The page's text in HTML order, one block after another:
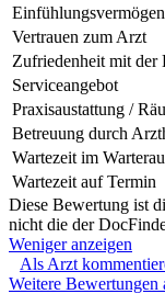
Vertrauen zum Arzt
Zufriedenheit mit der
Serviceangebot
Praxisaustattung /
Betreuung durch
Wartezeit im
Wartezeit auf Termin
Diese Bewertung ist
nicht die der
Weniger anzeigen
Als Arzt
Weitere Bewertungen